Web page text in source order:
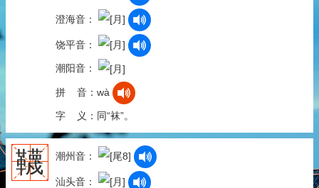
澄海音：
饶平音：
潮阳音：
拼 音：wà
字 义：同“袜”。
韈 潮州音：
汕头音：